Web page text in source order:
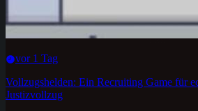
vor 1 Tag
Vollzugshelden: Ein Recruiting Game für
Justizvollzug